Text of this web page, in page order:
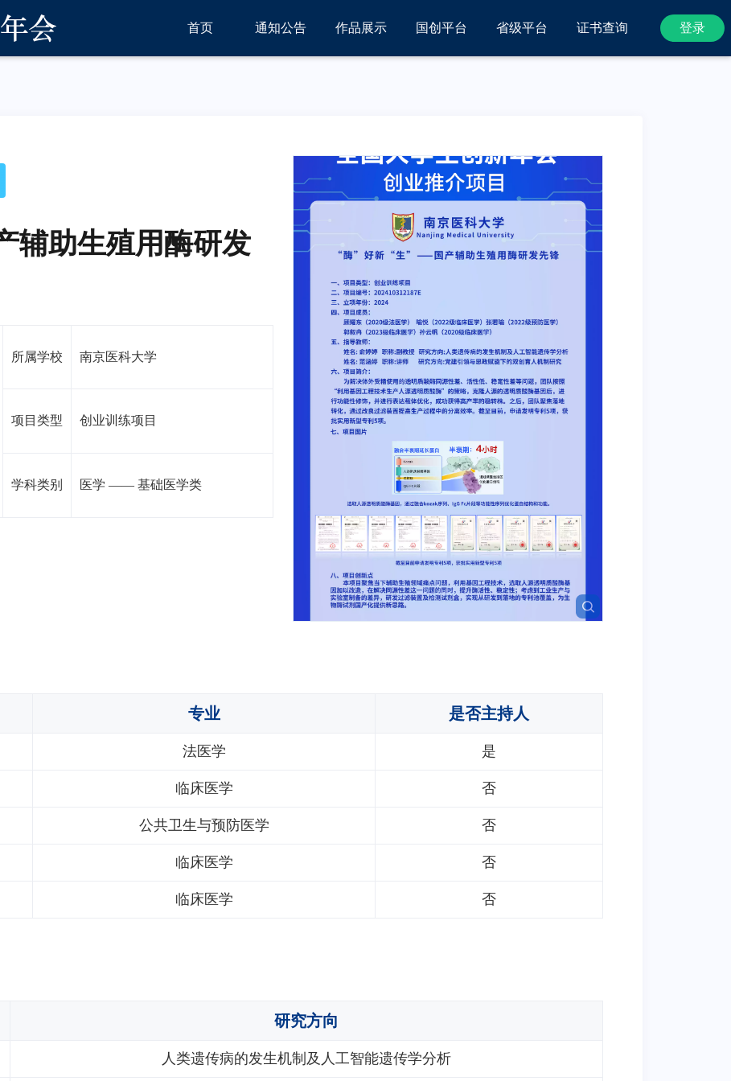
首页 通知公告 作品展示 国创平台 省级平台 证书查询 登录
辅助生殖用酶研发
所属学校 南京医科大学
项目类型 创业训练项目
学科类别 医学 —— 基础医学类
专业 是否主持人
法医学 是
临床医学 否
公共卫生与预防医学 否
临床医学 否
临床医学 否
研究方向
人类遗传病的发生机制及人工智能遗传学分析